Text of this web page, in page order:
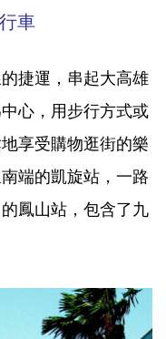
車
捷運，串起大高雄
心，用步行方式或
享受購物逛街的樂
端的凱旋站，一路
鳳山站，包含了九